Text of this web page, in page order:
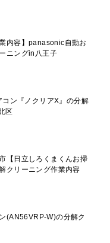
内容】panasonic自動お
ニングin八王子
ン『ノクリアX』の分解
区
【日立しろくまくんお掃
クリーニング作業内容
(AN56VRP-W)の分解ク